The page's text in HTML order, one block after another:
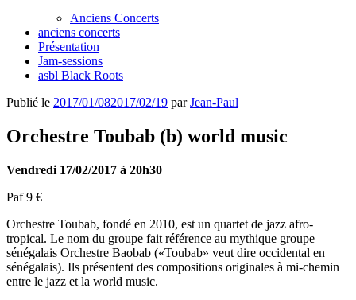
Anciens Concerts
anciens concerts
Présentation
Jam-sessions
asbl Black Roots
Publié le 2017/01/082017/02/19 parJean-Paul
Orchestre Toubab (b) world music
Vendredi 17/02/2017 à 20h30
Paf 9 €
Orchestre Toubab, fondé en 2010, est un quartet de jazz afro-
tropical. Le nom du groupe fait référence au mythique groupe
sénégalais Orchestre Baobab («Toubab» veut dire occidental en
sénégalais). Ils présentent des compositions originales à mi-chemin
entre le jazz et la world music.